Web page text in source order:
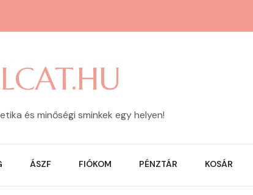
és minőségi sminkek egy helyen!
ÁSZF FIÓKOM PÉNZTÁR KOSÁR